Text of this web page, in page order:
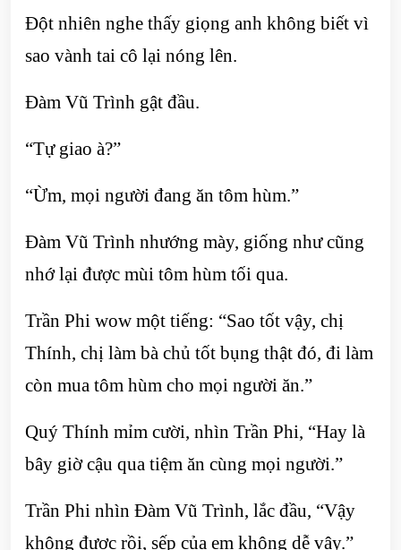
Đột nhiên nghe thấy giọng anh không biết vì
sao vành tai cô lại nóng lên.
Đàm Vũ Trình gật đầu.
“Tự giao à?”
“Ừm, mọi người đang ăn tôm hùm.”
Đàm Vũ Trình nhướng mày, giống như cũng
nhớ lại được mùi tôm hùm tối qua.
Trần Phi wow một tiếng: “Sao tốt vậy, chị
Thính, chị làm bà chủ tốt bụng thật đó, đi làm
còn mua tôm hùm cho mọi người ăn.”
Quý Thính mỉm cười, nhìn Trần Phi, “Hay là
bây giờ cậu qua tiệm ăn cùng mọi người.”
Trần Phi nhìn Đàm Vũ Trình, lắc đầu, “Vậy
không được rồi, sếp của em không dễ vậy.”